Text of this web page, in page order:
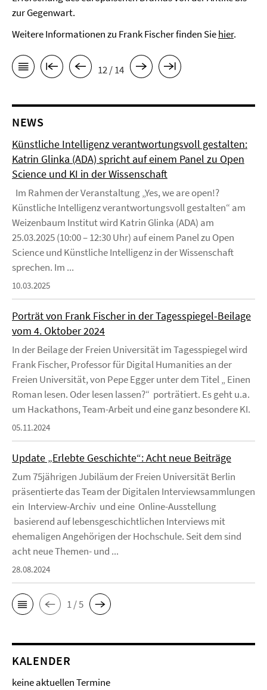
zur Gegenwart.
Weitere Informationen zu Frank Fischer finden Siehier.
12 / 14
NEWS
Künstliche Intelligenz verantwortungsvoll gestalten:
Katrin Glinka (ADA) spricht auf einem Panel zu Open
Science und KI in der Wissenschaft
Im Rahmen der Veranstaltung „Yes, we are open!?
Künstliche Intelligenz verantwortungsvoll gestalten“ am
Weizenbaum Institut wird Katrin Glinka (ADA) am
25.03.2025 (10:00 – 12:30 Uhr) auf einem Panel zu Open
Science und Künstliche Intelligenz in der Wissenschaft
sprechen. Im ...
10.03.2025
Porträt von Frank Fischer in der Tagesspiegel-Beilage
vom 4. Oktober 2024
In der Beilage der Freien Universität im Tagesspiegel wird
Frank Fischer, Professor für Digital Humanities an der
Freien Universität, von Pepe Egger unter dem Titel „ Einen
Roman lesen. Oder lesen lassen?“ porträtiert. Es geht u.a.
um Hackathons, Team-Arbeit und eine ganz besondere KI.
05.11.2024
Update „Erlebte Geschichte“: Acht neue Beiträge
Zum 75jährigen Jubiläum der Freien Universität Berlin
präsentierte das Team der Digitalen Interviewsammlungen
ein Interview-Archiv und eine Online-Ausstellung
basierend auf lebensgeschichtlichen Interviews mit
ehemaligen Angehörigen der Hochschule. Seit dem sind
acht neue Themen- und ...
28.08.2024
1 / 5
KALENDER
keine aktuellen Termine